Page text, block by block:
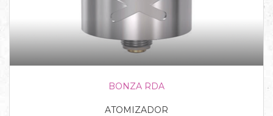
BONZA RDA
ATOMIZADOR